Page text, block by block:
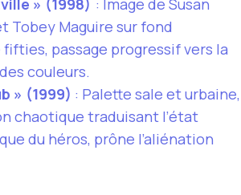
» (1998) : Image de Susan
Tobey Maguire sur fond
fifties, passage progressif vers la
couleurs.
» (1999) : Palette sale et urbaine,
chaotique traduisant l’état
du héros, prône l’aliénation